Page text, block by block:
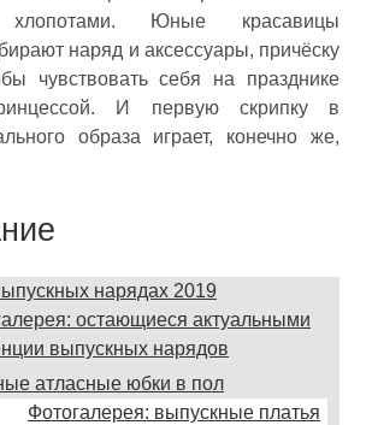
хлопотами. Юные красавицы
наряд и аксессуары, причёску
чувствовать себя на празднике
И первую скрипку в
образа играет, конечно же,
нарядах 2019
остающиеся актуальными
выпускных нарядов
атласные юбки в пол
Фотогалерея: выпускные платья